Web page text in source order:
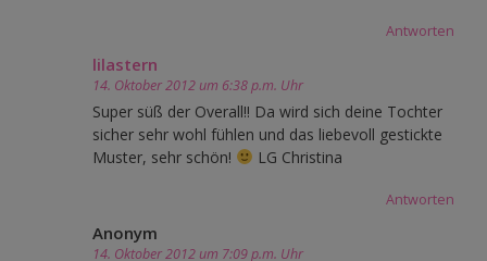
Antworten
lilastern
14. Oktober 2012 um 6:38 p.m. Uhr
Super süß der Overall!! Da wird sich deine Tochter
sicher sehr wohl fühlen und das liebevoll gestickte
Muster, sehr schön!
LG Christina
Antworten
Anonym
14. Oktober 2012 um 7:09 p.m. Uhr